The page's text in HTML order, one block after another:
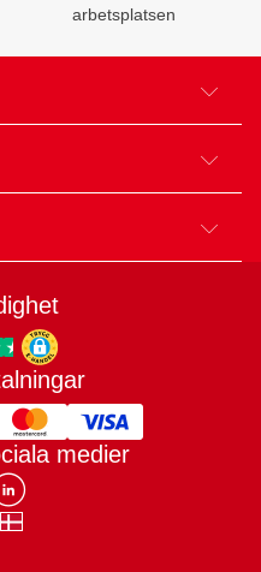
arbetsplatsen
Trygg E-handel
medier
DK Facebook
Lomax SE LinkIn
da-DK